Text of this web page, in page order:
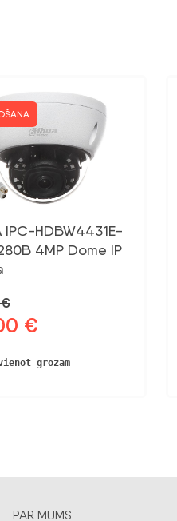
IPC-HDBW4431E-
4MP Dome IP
€
€
ir:
grozam
PAR MUMS